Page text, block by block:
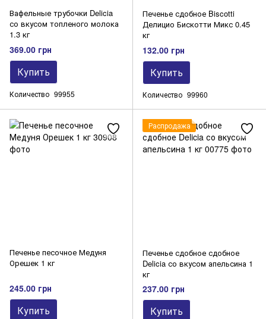
Вафельные трубочки Delicia
со вкусом топленого молока
1.3 кг
369.00 грн
Купить
Количество 99955
Печенье сдобное Biscotti
Делицио Бискотти Микс 0.45
кг
132.00 грн
Купить
Количество 99960
Печенье песочное Медуня
Орешек 1 кг
245.00 грн
Купить
Распродажа
Печенье сдобное сдобное
Delicia со вкусом апельсина 1
кг
237.00 грн
Купить